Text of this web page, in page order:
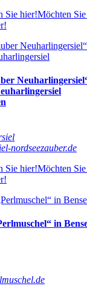
Sie hier!Möchten
nordseezauber.de
Sie hier!Möchten
in